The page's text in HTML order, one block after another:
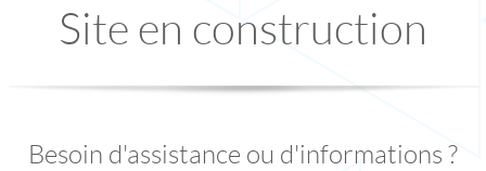
Site en construction
Besoin d'assistance ou d'informations ?